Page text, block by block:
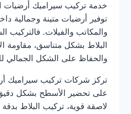
خدمة تركيب سيراميك أرضيات
توفير أرضيات متينة وجمالية
والمكاتب والفيلات. فالتركيب
البلاط بشكل متناسق، مقاومة
والحفاظ على الشكل الجمالي
تركز شركات تركيب سيراميك
على تحضير الأسطح بشكل
لاصقة قوية، تركيب البلاط